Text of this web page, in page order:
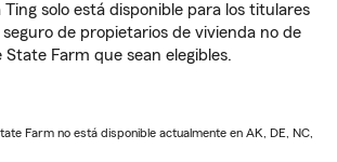
Ting solo está disponible para los titulares
de propietarios de vivienda no de
State Farm que sean elegibles.
Farm no está disponible actualmente en AK, DE, NC,